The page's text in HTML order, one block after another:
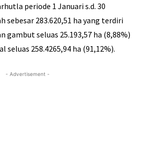
periode 1 Januari s.d. 30
sebesar 283.620,51 ha yang terdiri
gambut seluas 25.193,57 ha (8,88%)
seluas 258.4265,94 ha (91,12%).
- Advertisement -